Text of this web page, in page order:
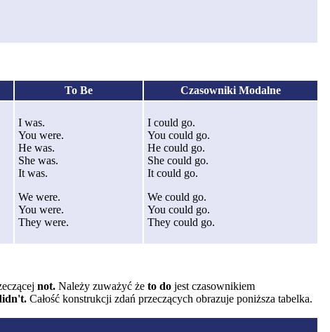
To Be Czasowniki Modalne
I was.
You were.
He was.
She was.
It was.
We were.
You were.
They were.
I could go.
You could go.
He could go.
She could go.
It could go.
We could go.
You could go.
They could go.
not. Należy zuważyć że to do jest czasownikiem
. Całość konstrukcji zdań przeczących obrazuje poniższa tabelka.